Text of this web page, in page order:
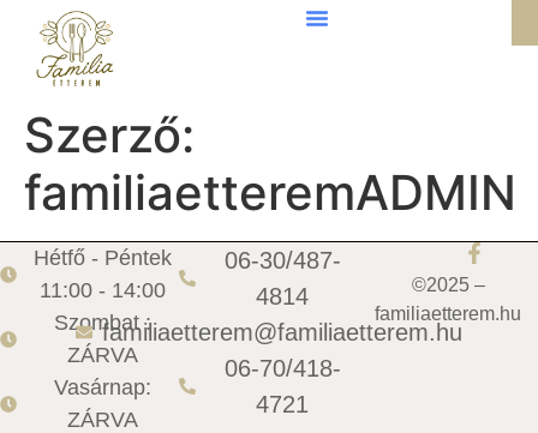
Szerző:
familiaetteremADMIN
Hétfő - Péntek
11:00 - 14:00
Szombat :
ZÁRVA
Vasárnap:
ZÁRVA
06-30/487-
4814
familiaetterem@familiaetterem.hu
06-70/418-
4721
©2025 –
familiaetterem.hu